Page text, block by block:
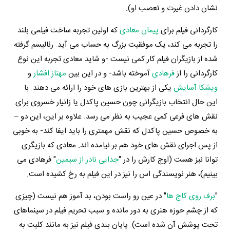
نشان دادن غیرت و تعصب او).
کارگردانی فیلم برای پیمان معادیکه اولین تجربه ساخت فیلمی بلند
را تجربه می کند، یک موفقیت بزرگ به حساب می آید. رئالیسم گرفته
شده از بازیگران فیلم کار کمی نیست -و شاید معادی تجربه این نوع
کارگردانی را ازفرهادیآموخته باشد- و در این بین مهناز افشارو
ویشکا آسایش یکی از بهترین بازی های خود را ارائه می دهند. با
این حال انتخاب بازیگرانی چون حسین پاکدل یا زانیار خسروی برای
نقش های فرعی کمی عجیب به نظر می رسد. علاوه بر این، این دو –
به خصوص حسین پاکدل که نقش مهمتری را باید ایفا کند- به خوبی
از پس اجرای نقش های خود هم بر نیامده اند. معادی که بازیگری
توانا نیز هست (اوج کارش را در "جدایی نادر از سیمین" فرهادی می
بینیم)، هنر نویسندگی اس را نیز در این فیلم به رخ کشیده است.
"برف روی کاج ها" در عین رو راست بودن، بد آموز هم نیست (چیزی
که از چشم حوزه هنری به دور مانده و سبب تحریم فیلم در سینماهای
تحت پوشش آن شده است). پایان بندی فیلم نیز به مانند کلیت به